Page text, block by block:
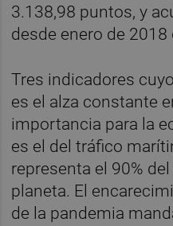
3.138,98 puntos, y
desde enero de 2018
Tres indicadores
es el alza constante
importancia para la
es el del tráfico
representa el 90%
planeta. El
de la pandemia